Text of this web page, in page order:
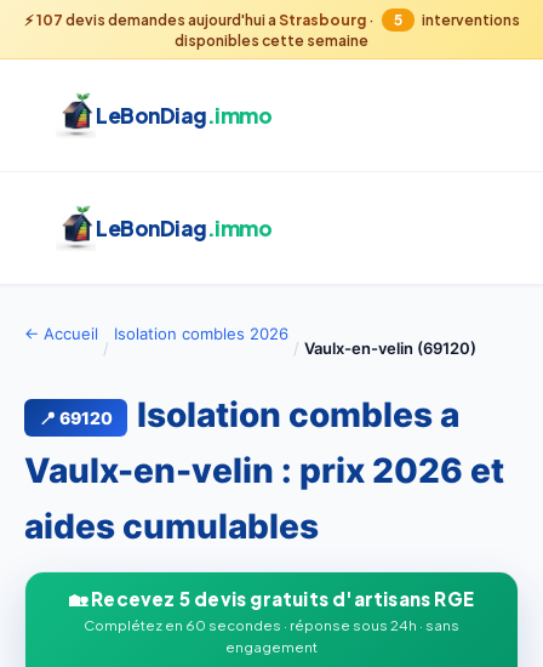
⚡107 devis demandes aujourd'hui a Strasbourg· 5
interventions
disponibles cette semaine
LeBonDiag.immo
LeBonDiag.immo
← Accueil
/
Isolation combles 2026
/ Vaulx-en-velin (69120)
📍 69120
Isolation combles a
Vaulx-en-velin : prix 2026 et
aides cumulables
🏡 Recevez 5 devis gratuits d'artisans RGE
Complétez en 60 secondes · réponse sous 24h · sans
engagement